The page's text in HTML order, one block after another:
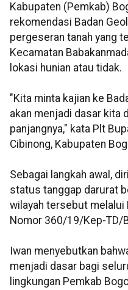
Kabupaten (Pemkab)
rekomendasi Badan
pergeseran tanah yang
Kecamatan
lokasi hunian atau tidak.
"Kita minta kajian ke
akan menjadi dasar kita
panjangnya," kata Plt
Cibinong, Kabupaten
Sebagai langkah awal,
status tanggap darurat
wilayah tersebut
Nomor 360/19/Kep-TD/
Iwan menyebutkan
menjadi dasar bagi
lingkungan Pemkab